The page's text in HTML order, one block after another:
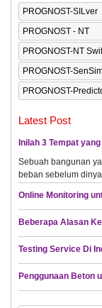
PROGNOST-SILver
PROGNOST - NT
PROGNOST-NT
PROGNOST-
PROGNOST-
Latest Post
Inilah 3 Tempat
Sebuah bangunan
beban sebelum
Online Monitoring
Beberapa Alasan
Testing Service Di
Penggunaan Beton